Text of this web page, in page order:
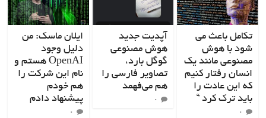
تکامل باعث می
شود با هوش
مصنوعی مانند یک
انسان رفتار کنیم
که این عادت را
باید ترک کرد “
۰
آپدیت جدید
هوش مصنوعی
گوگل بارد،
تصاویر فارسی را
هم می‌فهمد
۰
ایلان ماسک: من
دلیل وجود
OpenAI هستم و
نام این شرکت را
هم خودم
پیشنهاد دادم
۰